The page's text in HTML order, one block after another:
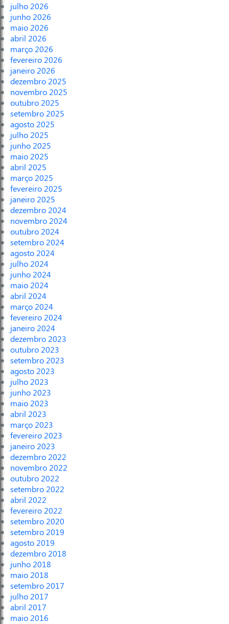
julho 2026
junho 2026
maio 2026
abril 2026
março 2026
fevereiro 2026
janeiro 2026
dezembro 2025
novembro 2025
outubro 2025
setembro 2025
agosto 2025
julho 2025
junho 2025
maio 2025
abril 2025
março 2025
fevereiro 2025
janeiro 2025
dezembro 2024
novembro 2024
outubro 2024
setembro 2024
agosto 2024
julho 2024
junho 2024
maio 2024
abril 2024
março 2024
fevereiro 2024
janeiro 2024
dezembro 2023
outubro 2023
setembro 2023
agosto 2023
julho 2023
junho 2023
maio 2023
abril 2023
março 2023
fevereiro 2023
janeiro 2023
dezembro 2022
novembro 2022
outubro 2022
setembro 2022
abril 2022
fevereiro 2022
setembro 2020
setembro 2019
agosto 2019
dezembro 2018
junho 2018
maio 2018
setembro 2017
julho 2017
abril 2017
maio 2016